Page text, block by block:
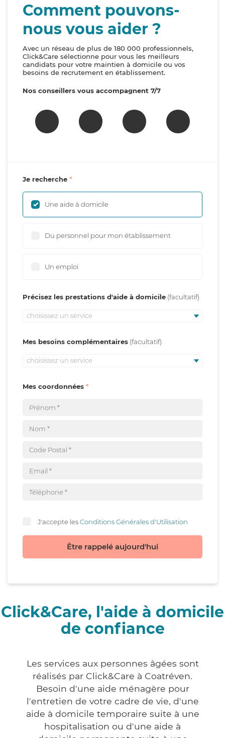
Comment pouvons-
nous vous aider ?
Avec un réseau de plus de 180 000 professionnels,
Click&Care sélectionne pour vous les meilleurs
candidats pour votre maintien à domicile ou vos
besoins de recrutement en établissement.
Nos conseillers vous accompagnent 7/7
Je recherche
Une aide à domicile
Du personnel pour mon établissement
Un emploi
Précisez les prestations d'aide à domicile
choisissez un service
Mes besoins complémentaires
choisissez un service
Mes coordonnées
J'accepte lesConditions Générales d'Utilisation
Être rappelé aujourd'hui
Click&Care, l'aide à domicile
de confiance
Les services aux personnes âgées sont
réalisés par Click&Care à Coatréven.
Besoin d'une aide ménagère pour
l'entretien de votre cadre de vie, d'une
aide à domicile temporaire suite à une
hospitalisation ou d'une aide à